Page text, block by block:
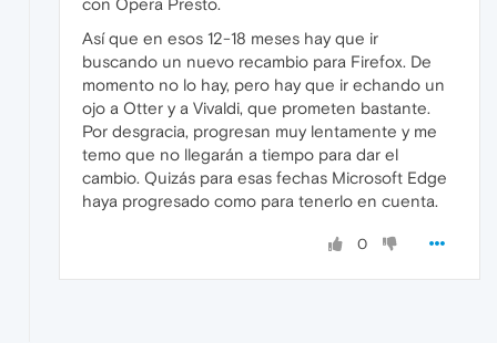
con Opera Presto.
Así que en esos 12-18 meses hay que ir
buscando un nuevo recambio para Firefox. De
momento no lo hay, pero hay que ir echando un
ojo a Otter y a Vivaldi, que prometen bastante.
Por desgracia, progresan muy lentamente y me
temo que no llegarán a tiempo para dar el
cambio. Quizás para esas fechas Microsoft Edge
haya progresado como para tenerlo en cuenta.
0